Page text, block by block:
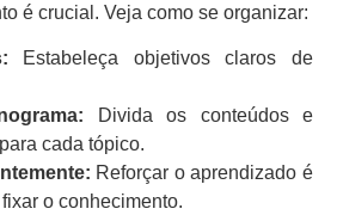
é crucial. Veja como se organizar:
Estabeleça objetivos claros de
Divida os conteúdos e
cada tópico.
Reforçar o aprendizado é
o conhecimento.